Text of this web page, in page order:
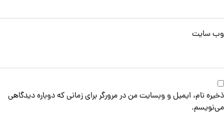
وب‌ سایت
ذخیره نام، ایمیل و وبسایت من در مرورگر برای زمانی که دوباره دیدگاهی
می‌نویسم.